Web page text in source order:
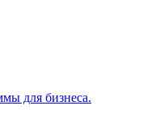
для бизнеса.